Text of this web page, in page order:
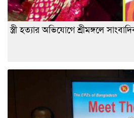
স্ত্রী হত্যার অভিযোগে শ্রীমঙ্গলে